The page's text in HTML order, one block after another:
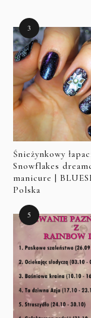
Śnieżynkowy
Snowflakes
manicure |
Polska